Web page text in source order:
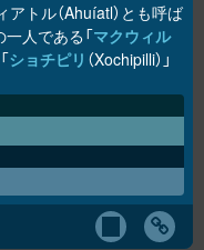
トル（Ahuíatl）とも呼ば
一人である「マクウィル
ショチピリ （Xochipilli）」